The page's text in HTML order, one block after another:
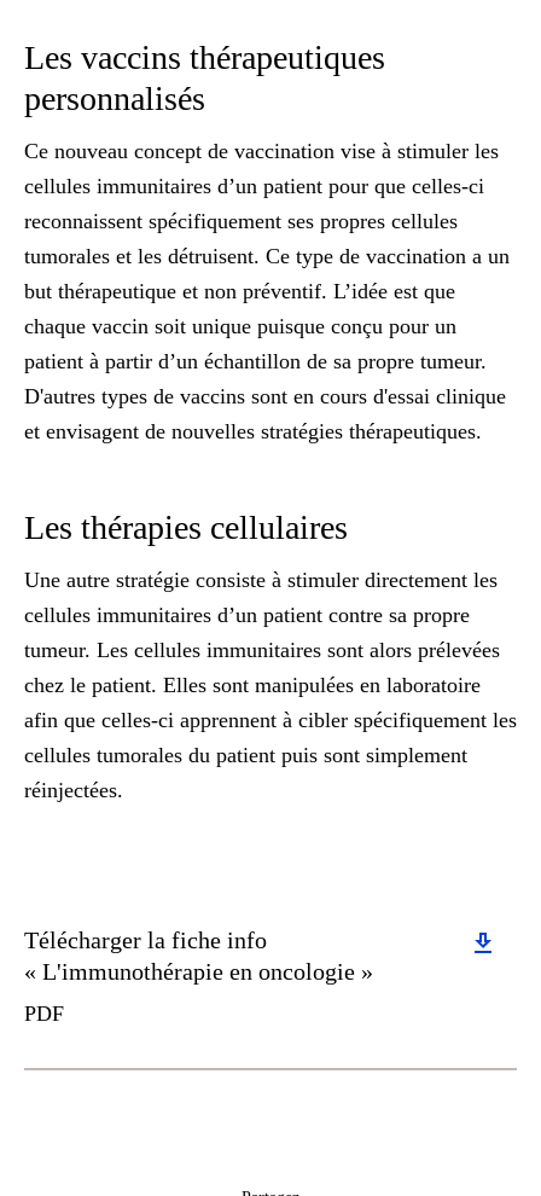
Les vaccins thérapeutiques
personnalisés
Ce nouveau concept de vaccination vise à stimuler les
cellules immunitaires d’un patient pour que celles-ci
reconnaissent spécifiquement ses propres cellules
tumorales et les détruisent. Ce type de vaccination a un
but thérapeutique et non préventif. L’idée est que
chaque vaccin soit unique puisque conçu pour un
patient à partir d’un échantillon de sa propre tumeur.
D'autres types de vaccins sont en cours d'essai clinique
et envisagent de nouvelles stratégies thérapeutiques.
Les thérapies cellulaires
Une autre stratégie consiste à stimuler directement les
cellules immunitaires d’un patient contre sa propre
tumeur. Les cellules immunitaires sont alors prélevées
chez le patient. Elles sont manipulées en laboratoire
afin que celles-ci apprennent à cibler spécifiquement les
cellules tumorales du patient puis sont simplement
réinjectées.
Download
Télécharger la fiche info
« L'immunothérapie en oncologie »
PDF